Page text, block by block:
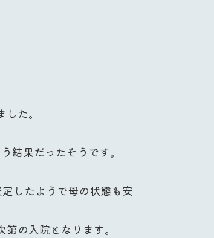
た。
果だったそうです。
したようで母の状態も安
の入院となります。